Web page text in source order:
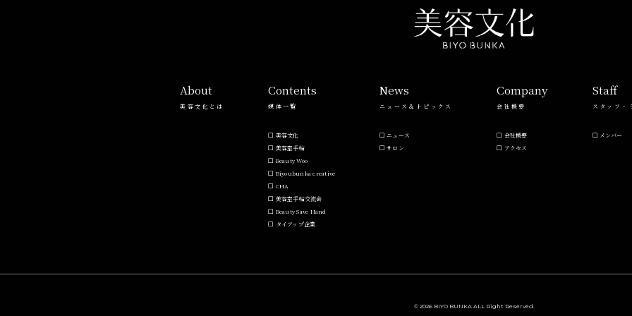
About
美容文化とは
Contents
媒体一覧
美容文化
美容室手帖
Beauty Woo
Biyoubunka creative
CHA
美容室手帖交流会
Beauty Save Hand
タイアップ企業
News
ニュース＆トピックス
ニュース
サロン
Company
会社概要
会社概要
アクセス
Staff
スタッフ・
メンバー
© 2026 BIYO BUNKA ALL Right Reserved.